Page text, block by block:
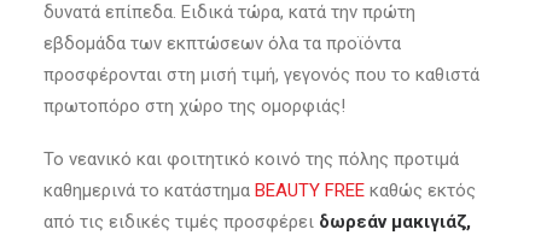
δυνατά επίπεδα. Ειδικά τώρα, κατά την πρώτη
εβδομάδα των εκπτώσεων όλα τα προϊόντα
προσφέρονται στη μισή τιμή, γεγονός που το καθιστά
πρωτοπόρο στη χώρο της ομορφιάς!
Το νεανικό και φοιτητικό κοινό της πόλης προτιμά
καθημερινά το κατάστημα BEAUTY FREE καθώς εκτός
από τις ειδικές τιμές προσφέρει δωρεάν μακιγιάζ,